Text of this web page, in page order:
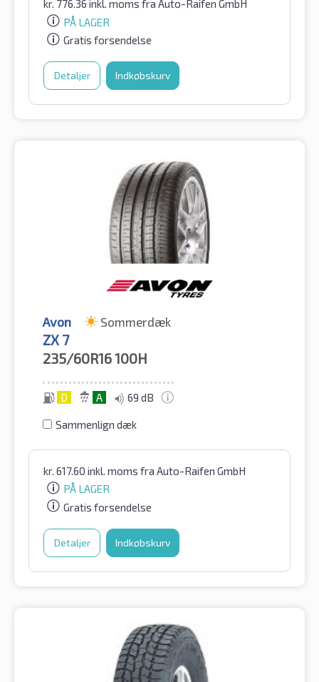
kr. 776.36 inkl. moms fra Auto-Raifen GmbH
PÅ LAGER
Gratis forsendelse
Detaljer Indkøbskurv
Avon Sommerdæk
ZX 7
235/60R16100H
D A 69 dB
Sammenlign dæk
kr. 617.60 inkl. moms fra Auto-Raifen GmbH
PÅ LAGER
Gratis forsendelse
Detaljer Indkøbskurv